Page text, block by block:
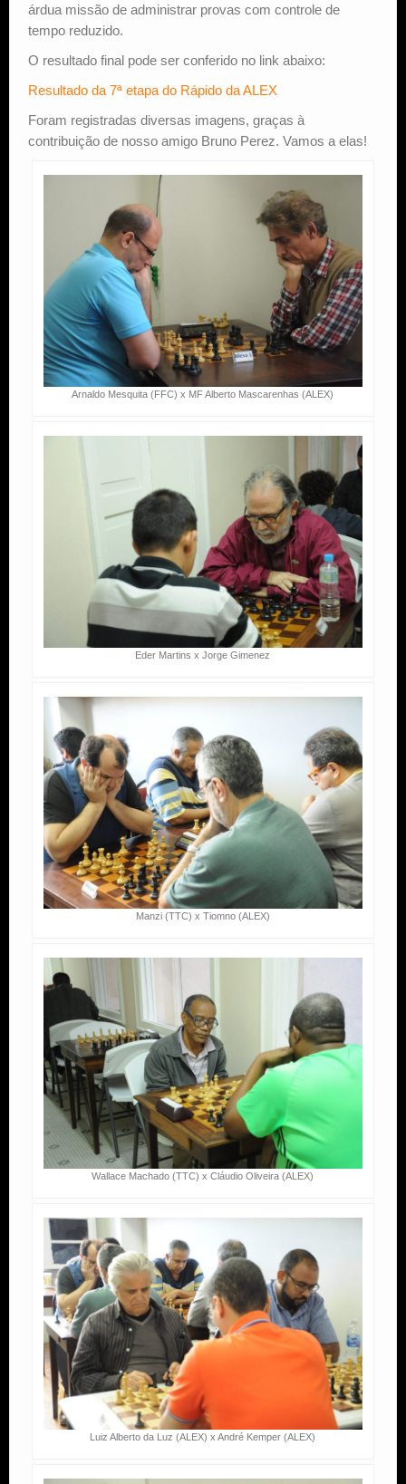
árdua missão de administrar provas com controle de
tempo reduzido.
O resultado final pode ser conferido no link abaixo:
Resultado da 7ª etapa do Rápido da ALEX
Foram registradas diversas imagens, graças à
contribuição de nosso amigo Bruno Perez. Vamos a elas!
Arnaldo Mesquita (FFC) x MF Alberto Mascarenhas (ALEX)
Eder Martins x Jorge Gimenez
Manzi (TTC) x Tiomno (ALEX)
Wallace Machado (TTC) x Cláudio Oliveira (ALEX)
Luiz Alberto da Luz (ALEX) x André Kemper (ALEX)